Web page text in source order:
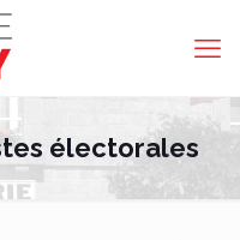
électorales